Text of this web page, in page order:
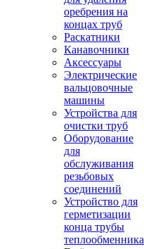
оребрения на
концах труб
Раскатники
Канавочники
Аксессуары
Электрические
вальцовочные
машины
Устройства для
очистки труб
Оборудование
для
обслуживания
резьбовых
соединений
Устройство для
герметизации
конца трубы
теплообменника